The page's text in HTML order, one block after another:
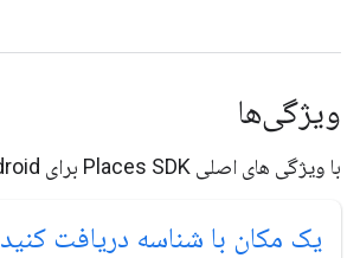
ویژگی‌ها
با ویژگی های اصلی Places SDK برای Android آشنا شوید.
یک مکان با شناسه دریافت کنید